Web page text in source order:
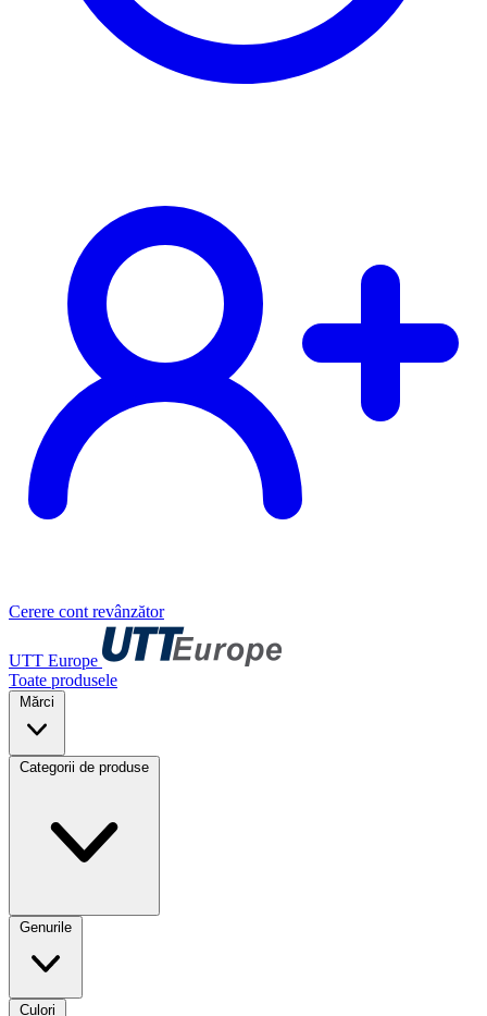
Cerere cont revânzător
UTT Europe
Toate produsele
Mărci
Categorii de produse
Genurile
Culori